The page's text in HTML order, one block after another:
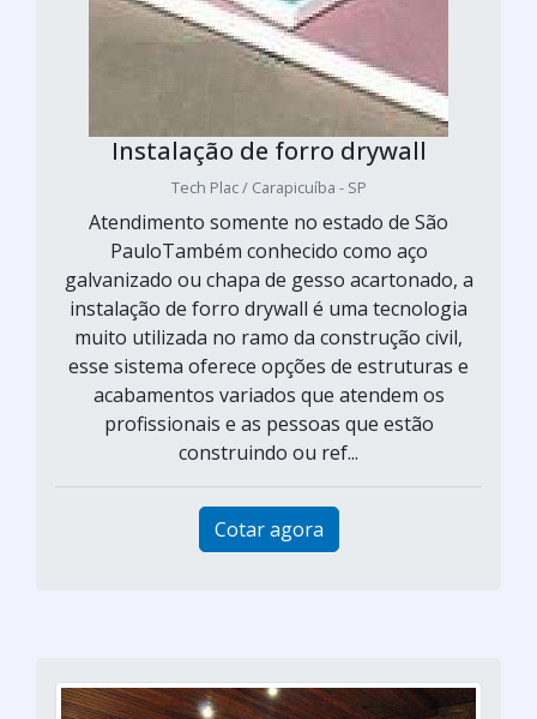
Instalação de forro drywall
Tech Plac / Carapicuíba - SP
Atendimento somente no estado de São
PauloTambém conhecido como aço
galvanizado ou chapa de gesso acartonado, a
instalação de forro drywall é uma tecnologia
muito utilizada no ramo da construção civil,
esse sistema oferece opções de estruturas e
acabamentos variados que atendem os
profissionais e as pessoas que estão
construindo ou ref...
Cotar agora